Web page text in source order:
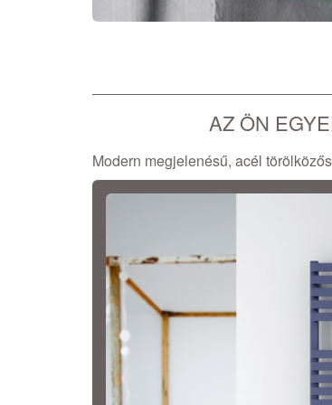
AZ ÖN
Modern megjelenésű, acél